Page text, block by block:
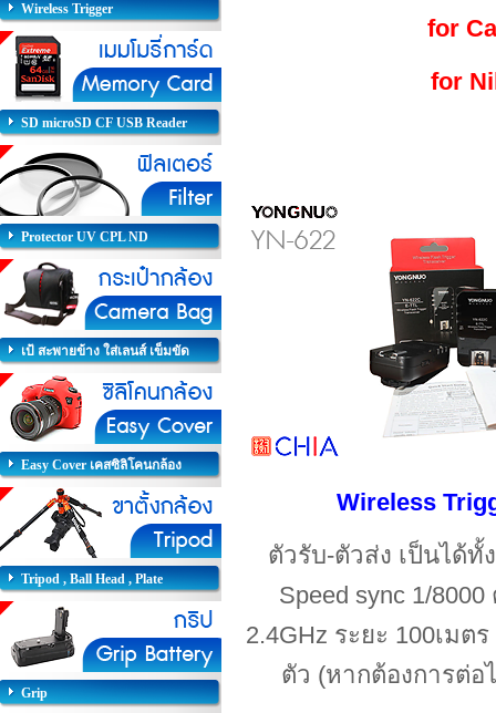
Wireless Trigger
SD microSD CF USB Reader
Protector UV CPL ND
เป้ สะพายข้าง ใส่เลนส์ เข็มขัด
Easy Cover เคสซิลิโคนกล้อง
Tripod , Ball Head , Plate
Grip
for
for
Wireless
ตัวรับ-ตัวส่ง เป็นได้ทั้
Speed sync 1/8000
2.4GHz ระยะ 100เม
ตัว (หากต้องการต่อ